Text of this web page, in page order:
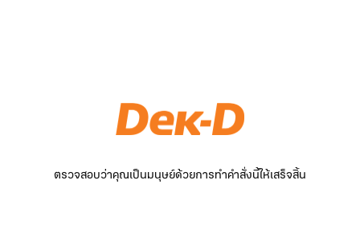
ตรวจสอบว่าคุณเป็นมนุษย์ด้วยการทำคำสั่งนี้ให้เสร็จสิ้น